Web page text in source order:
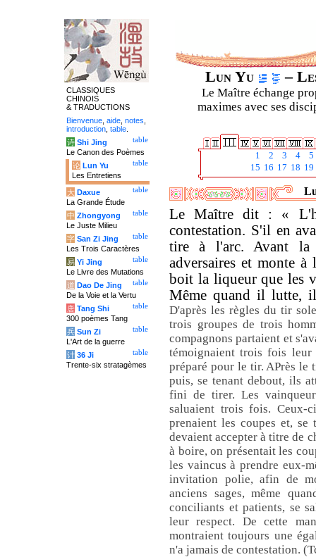
Lun Yu –
Le Maître échange
maximes avec ses
1 2 3 4
5
15 16 17 18 19
Le Maître dit : «
contestation. S'il en
tire à l'arc. Avant la
adversaires et monte
boit la liqueur que les
Même quand il lutte,
D'après les règles du tir
trois groupes de trois
compagnons partaient et
témoignaient trois fois
préparé pour le tir. APrès le
puis, se tenant debout, ils
fini de tirer. Les
saluaient trois fois. Ceux-
prenaient les coupes et,
devaient accepter à titre de
à boire, on présentait les
les vaincus à prendre eux-
invitation polie, afin de
anciens sages, même
conciliants et patients, se
leur respect. De cette
montraient toujours une
n'a jamais de contestation.
CLASSIQUES
CHINOIS
& TRADUCTIONS
Bienvenue aide notes
introduction table
table
诗 Shi Jing
Le Canon des Poèmes
table
论 Lun Yu
Les Entretiens
table
大 Daxue
La Grande Étude
table
中 Zhongyong
Le Juste Milieu
table
字 San Zi Jing
Les Trois Caractères
table
易 Yi Jing
Le Livre des Mutations
table
道 Dao De Jing
De la Voie et la Vertu
table
唐 Tang Shi
300 poèmes Tang
table
兵 Sun Zi
L'Art de la guerre
table
计 36 Ji
Trente-six stratagèmes